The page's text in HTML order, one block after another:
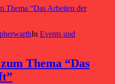
pherwarthIn Events und
Thema “Das